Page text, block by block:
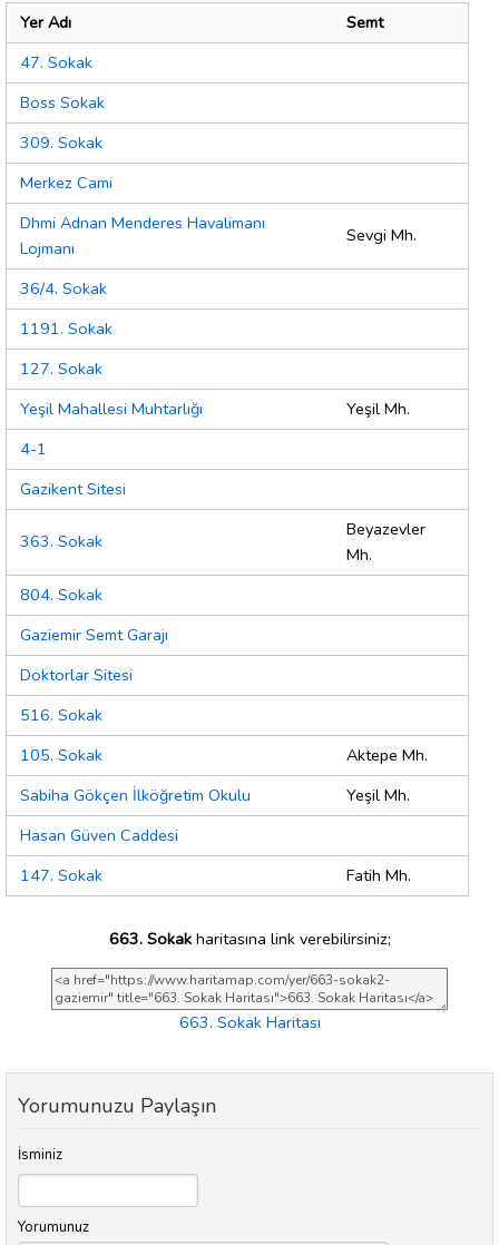
Yer Adı
Semt
47. Sokak
Boss Sokak
309. Sokak
Merkez Cami
Dhmi Adnan Menderes Havalimanı
Lojmanı
Sevgi Mh.
36/4. Sokak
1191. Sokak
127. Sokak
Yeşil Mahallesi Muhtarlığı
Yeşil Mh.
4-1
Gazikent Sitesi
363. Sokak
Beyazevler
Mh.
804. Sokak
Gaziemir Semt Garajı
Doktorlar Sitesi
516. Sokak
105. Sokak
Aktepe Mh.
Sabiha Gökçen İlköğretim Okulu
Yeşil Mh.
Hasan Güven Caddesi
147. Sokak
Fatih Mh.
663. Sokakharitasına link verebilirsiniz;
663. Sokak Haritası
Yorumunuzu Paylaşın
İsminiz
Yorumunuz